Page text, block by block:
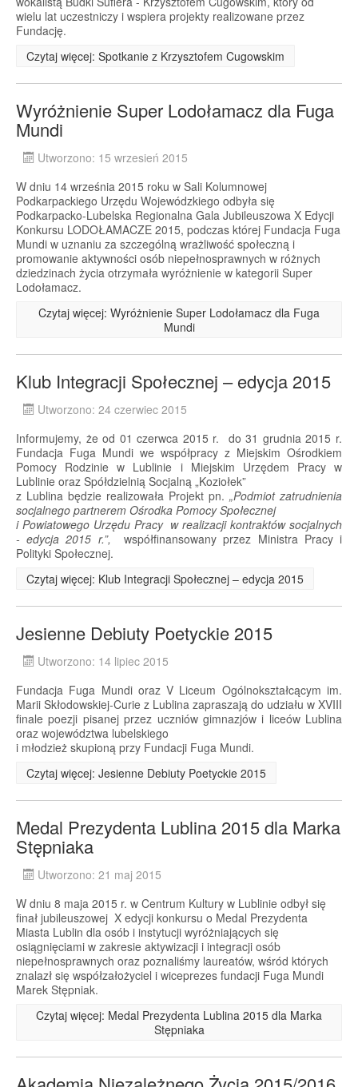
wielu lat uczestniczy i wspiera projekty realizowane przez
Fundację.
Czytaj więcej: Spotkanie z Krzysztofem Cugowskim
Wyróżnienie Super Lodołamacz dla Fuga
Mundi
Utworzono: 15 wrzesień 2015
W dniu 14 września 2015 roku w Sali Kolumnowej
Podkarpackiego Urzędu Wojewódzkiego odbyła się
Podkarpacko-Lubelska Regionalna Gala Jubileuszowa X Edycji
Konkursu LODOŁAMACZE 2015, podczas której Fundacja Fuga
Mundi w uznaniu za szczególną wrażliwość społeczną i
promowanie aktywności osób niepełnosprawnych w różnych
dziedzinach życia otrzymała wyróżnienie w kategorii Super
Lodołamacz.
Czytaj więcej: Wyróżnienie Super Lodołamacz dla Fuga
Mundi
Klub Integracji Społecznej – edycja 2015
Utworzono: 24 czerwiec 2015
Informujemy, że od 01 czerwca 2015 r. do 31 grudnia 2015 r.
Fundacja Fuga Mundi we współpracy z Miejskim Ośrodkiem
Pomocy Rodzinie w Lublinie i Miejskim Urzędem Pracy w
Lublinie oraz Spółdzielnią Socjalną „Koziołek”
z Lublina będzie realizowała Projekt pn. „Podmiot zatrudnienia
socjalnego partnerem Ośrodka Pomocy Społecznej
i Powiatowego Urzędu Pracy w realizacji kontraktów socjalnych
- edycja 2015 r.”,współfinansowany przez Ministra Pracy i
Polityki Społecznej.
Czytaj więcej: Klub Integracji Społecznej – edycja 2015
Jesienne Debiuty Poetyckie 2015
Utworzono: 14 lipiec 2015
Fundacja Fuga Mundi oraz V Liceum Ogólnokształcącym im.
Marii Skłodowskiej-Curie z Lublina zapraszają do udziału w XVIII
finale poezji pisanej przez uczniów gimnazjów i liceów Lublina
oraz województwa lubelskiego
i młodzież skupioną przy Fundacji Fuga Mundi.
Czytaj więcej: Jesienne Debiuty Poetyckie 2015
Medal Prezydenta Lublina 2015 dla Marka
Stępniaka
Utworzono: 21 maj 2015
W dniu 8 maja 2015 r. w Centrum Kultury w Lublinie odbył się
finał jubileuszowej X edycji konkursu o Medal Prezydenta
Miasta Lublin dla osób i instytucji wyróżniających się
osiągnięciami w zakresie aktywizacji i integracji osób
niepełnosprawnych oraz poznaliśmy laureatów, wśród których
znalazł się współzałożyciel i wiceprezes fundacji Fuga Mundi
Marek Stępniak.
Czytaj więcej: Medal Prezydenta Lublina 2015 dla Marka
Stępniaka